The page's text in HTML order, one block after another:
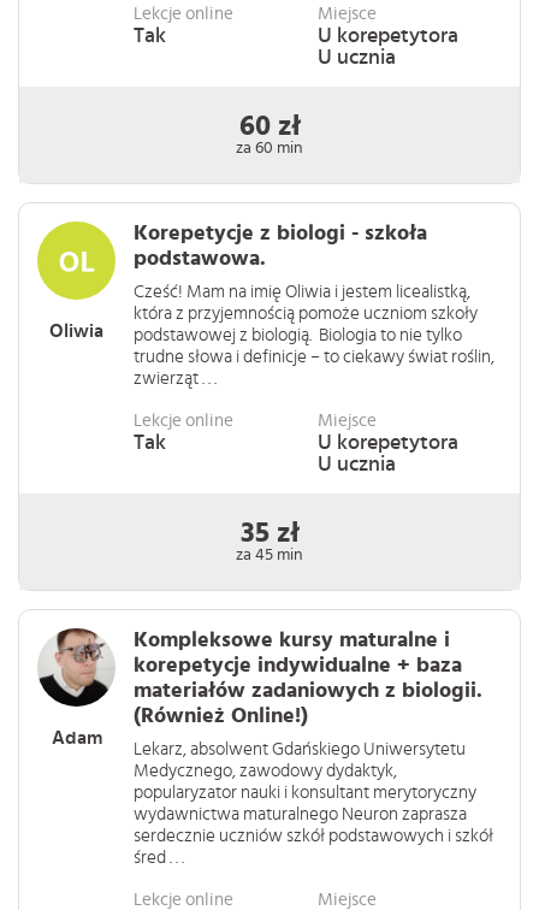
Lekcje online
Tak
Miejsce
U korepetytora
U ucznia
60 zł
za 60 min
Oliwia
Korepetycje z biologi - szkoła
podstawowa.
Cześć! Mam na imię Oliwia i jestem licealistką,
która z przyjemnością pomoże uczniom szkoły
podstawowej z biologią. Biologia to nie tylko
trudne słowa i definicje – to ciekawy świat roślin,
zwierząt . . .
Lekcje online
Tak
Miejsce
U korepetytora
U ucznia
35 zł
za 45 min
Adam
Kompleksowe kursy maturalne i
korepetycje indywidualne + baza
materiałów zadaniowych z biologii.
(Również Online!)
Lekarz, absolwent Gdańskiego Uniwersytetu
Medycznego, zawodowy dydaktyk,
popularyzator nauki i konsultant merytoryczny
wydawnictwa maturalnego Neuron zaprasza
serdecznie uczniów szkół podstawowych i szkół
śred . . .
Lekcje online Miejsce